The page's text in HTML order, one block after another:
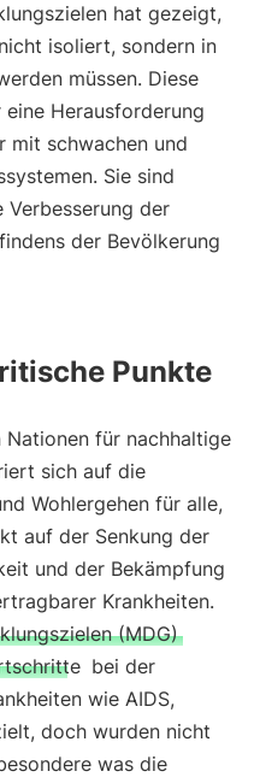
hat gezeigt,
isoliert, sondern in
müssen. Diese
Herausforderung
mit schwachen und
Sie sind
der
der Bevölkerung
Punkte
für nachhaltige
sich auf die
Wohlergehen für alle,
auf der Senkung der
und der Bekämpfung
Krankheiten.
(MDG)
bei der
wie AIDS,
doch wurden nicht
was die